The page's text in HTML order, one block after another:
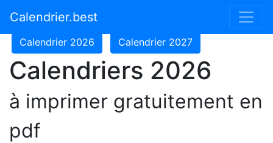
Calendrier.best
Calendrier 2024
Calendrier 2026 Calendrier 2027
Calendriers 2026
à imprimer gratuitement en
pdf